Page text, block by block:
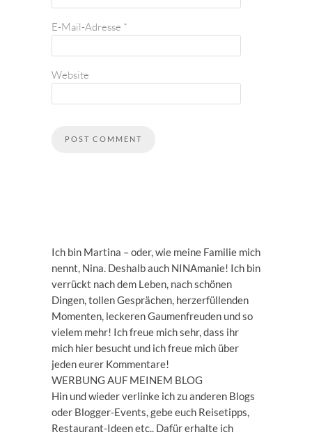
E-Mail-Adresse *
Website
Ich bin Martina – oder, wie meine Familie mich
nennt, Nina. Deshalb auch NINAmanie! Ich bin
verrückt nach dem Leben, nach schönen
Dingen, tollen Gesprächen, herzerfüllenden
Momenten, leckeren Gaumenfreuden und so
vielem mehr! Ich freue mich sehr, dass ihr
mich hier besucht und ich freue mich über
jeden eurer Kommentare!
WERBUNG AUF MEINEM BLOG
Hin und wieder verlinke ich zu anderen Blogs
oder Blogger-Events, gebe euch Reisetipps,
Restaurant-Ideen etc.. Dafür erhalte ich